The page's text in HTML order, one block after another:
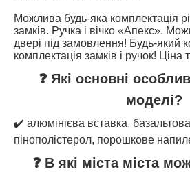
Можлива будь-яка комплектація
замків. Ручка і вічко «Апекс».
двері під замовлення! Будь-який
комплектація замків і ручок! Ціна
❓ Які основні
моделі?
✔️ алюмінієва вставка,
пінополістерол, порошкове
❓ В які міста міста